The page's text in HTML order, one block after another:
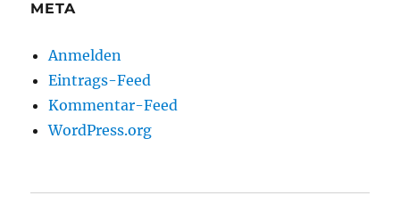
META
Anmelden
Eintrags-Feed
Kommentar-Feed
WordPress.org